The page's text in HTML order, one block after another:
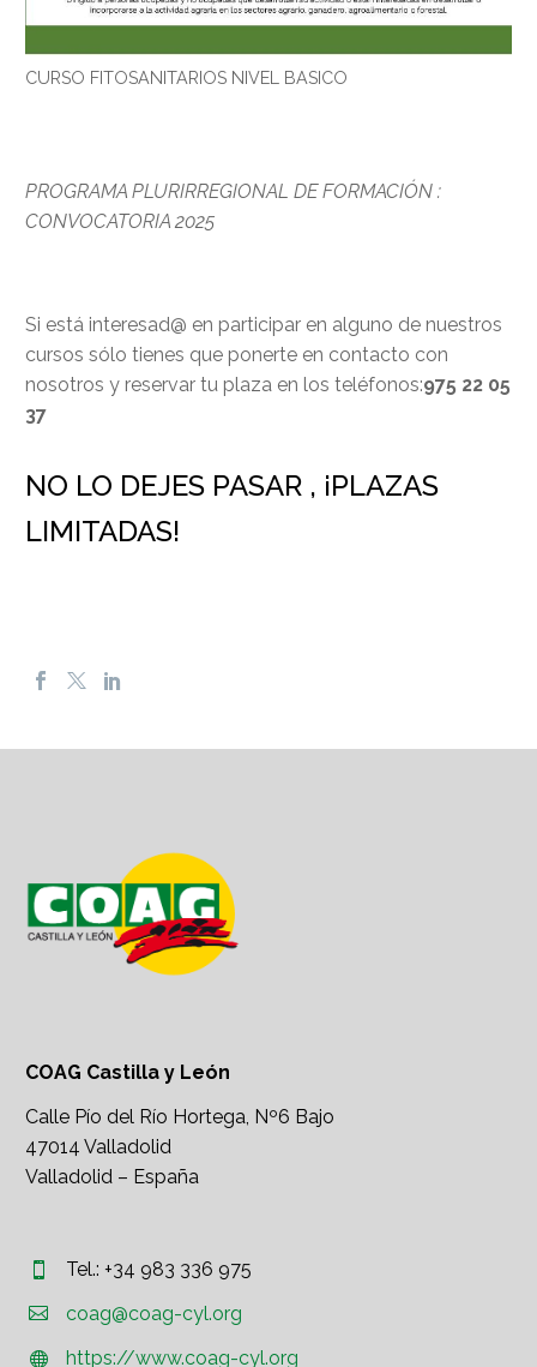
CURSO FITOSANITARIOS NIVEL BASICO
PROGRAMA PLURIRREGIONAL DE FORMACIÓN :
CONVOCATORIA 2025
Si está interesad@ en participar en alguno de nuestros
cursos sólo tienes que ponerte en contacto con
nosotros y reservar tu plaza en los teléfonos:975 22 05
37
NO LO DEJES PASAR , ¡PLAZAS
LIMITADAS!
COAG Castilla y León
Calle Pío del Río Hortega, Nº6 Bajo
47014 Valladolid
Valladolid – España

 Tel.: +34 983 336 975

 coag@coag-cyl.org

 https://www.coag-cyl.org